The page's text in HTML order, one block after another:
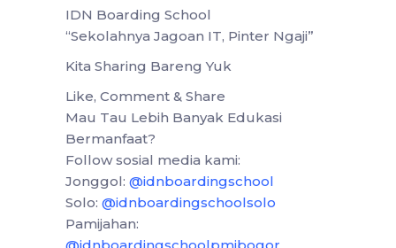
IDN Boarding School
“Sekolahnya Jagoan IT, Pinter Ngaji”
Kita Sharing Bareng Yuk
Like, Comment & Share
Mau Tau Lebih Banyak Edukasi
Bermanfaat?
Follow sosial media kami:
Jonggol: @idnboardingschool
Solo: @idnboardingschoolsolo
Pamijahan: